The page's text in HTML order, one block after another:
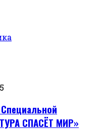
СПАСЁТ МИР»